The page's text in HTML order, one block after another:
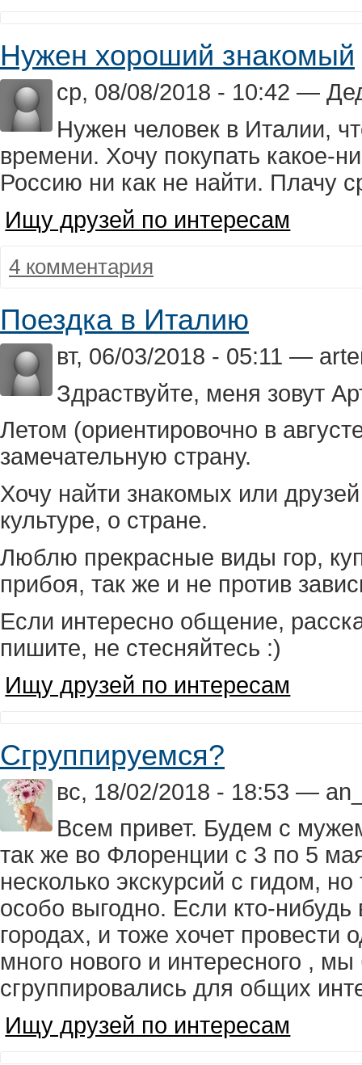
Нужен хороший знакомый
ср, 08/08/2018 - 10:42 —
Нужен человек в Италии,
времени. Хочу покупать какое-
Россию ни как не найти. Плачу
Ищу друзей по интересам
4 комментария
Поездка в Италию
вт, 06/03/2018 - 05:11 —
Здраствуйте, меня зовут
Летом (ориентировочно в
замечательную страну.
Хочу найти знакомых или
культуре, о стране.
Люблю прекрасные виды гор,
прибоя, так же и не против
Если интересно общение,
пишите, не стесняйтесь :)
Ищу друзей по интересам
Сгруппируемся?
вс, 18/02/2018 - 18:53 —
Всем привет. Будем с
так же во Флоренции с 3 по 5
несколько экскурсий с гидом,
особо выгодно. Если кто-нибудь
городах, и тоже хочет провести
много нового и интересного ,
сгруппировались для общих
Ищу друзей по интересам